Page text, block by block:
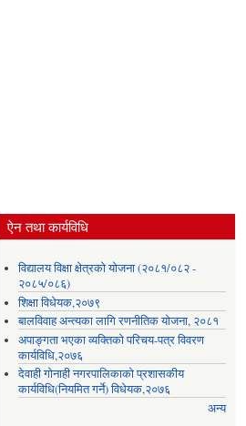
ऐन तथा कार्यविधि
विद्यालय विक्षा क्षेत्रको योजना (२०८१/०८२ -
२०८५/०८६)
शिक्षा विधेयक,२०७९
बालविवाह अन्त्यका लागि रणनीतिक योजना, २०८१
अपाङ्गता भएका व्यक्तिको परिचय-पत्र विवरण
कार्यविधि,२०७६
देवाही गोनाही नगरपालिकाको प्रशासकीय
कार्यविधि(नियमित गर्ने) विधेयक,२०७६
अन्य